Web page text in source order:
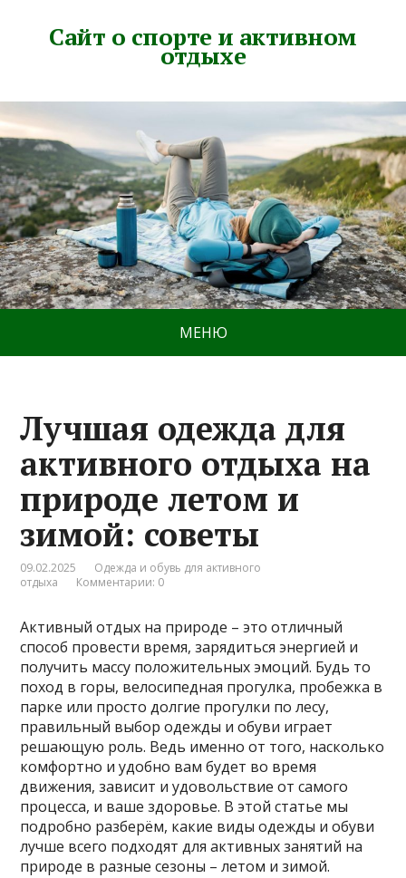
Сайт о спорте и активном
отдыхе
МЕНЮ
Лучшая одежда для
активного отдыха на
природе летом и
зимой: советы
09.02.2025
Одежда и обувь для активного
отдыха
Комментарии: 0
Активный отдых на природе – это отличный
способ провести время, зарядиться энергией и
получить массу положительных эмоций. Будь то
поход в горы, велосипедная прогулка, пробежка в
парке или просто долгие прогулки по лесу,
правильный выбор одежды и обуви играет
решающую роль. Ведь именно от того, насколько
комфортно и удобно вам будет во время
движения, зависит и удовольствие от самого
процесса, и ваше здоровье. В этой статье мы
подробно разберём, какие виды одежды и обуви
лучше всего подходят для активных занятий на
природе в разные сезоны – летом и зимой.